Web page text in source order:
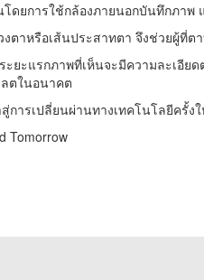
โดยการใช้กล้องภายนอกบันทึกภา
งตาหรือเส้นประสาทตา จึงช่วยผู้ที่
ะยะแรกภาพที่เห็นจะมีความละเอี
ลตในอนาคต
การเปลี่ยนผ่านทางเทคโนโลยีครั้ง
Tomorrow